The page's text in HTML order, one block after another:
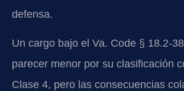
defensa.
Un cargo bajo el Va. Code § 18.2-
parecer menor por su clasificación
Clase 4, pero las consecuencias